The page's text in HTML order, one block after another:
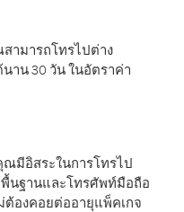
ามารถโทรไปต่าง
าน 30 วัน ในอัตราค่า
มีอิสระในการโทรไป
นฐานและโทรศัพท์มือถือ
องคอยต่ออายุแพ็คเกจ